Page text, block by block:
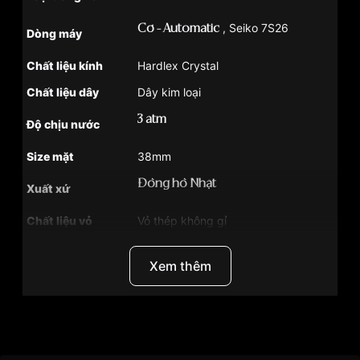
Dòng máy Cơ - Automatic , Seiko 7S26
Chất liệu kính
Hardlex Crystal
Chất liệu dây
Dây kim loại
Độ chịu nước 3 atm
Size mặt 38mm
Xuất xứ Đồng hồ Nhật
Chất liệu vỏ
Vỏ thép không gỉ
Mặt tròn
BạcXem thêm